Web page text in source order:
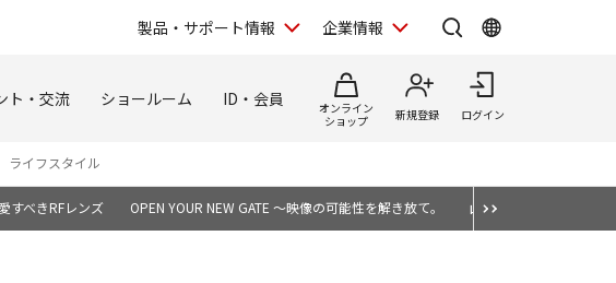
製品・サポート情報 企業情報
ト・交流 ショールーム ID・会員
オンライン
ショップ
新規登録 ログイン
ライフスタイル
すべきRFレンズ OPEN YOUR NEW GATE ～映像の可能性を解き放て。 山崎 友也が選ぶ、表現